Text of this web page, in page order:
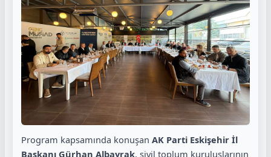
Program kapsamında konuşan AK Parti Eskişehir İl
Başkanı Gürhan Albayrak, sivil toplum kuruluşlarının